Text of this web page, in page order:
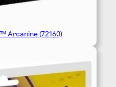
Arcanine (72160)